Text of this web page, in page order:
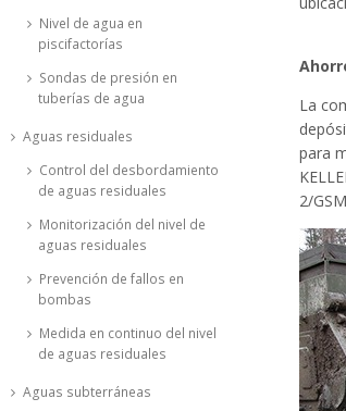
Nivel de agua en
piscifactorías
Sondas de presión en
tuberías de agua
Aguas residuales
Control del desbordamiento
de aguas residuales
Monitorización del nivel de
aguas residuales
Prevención de fallos en
bombas
Medida en continuo del nivel
de aguas residuales
Aguas subterráneas
La
para
2/